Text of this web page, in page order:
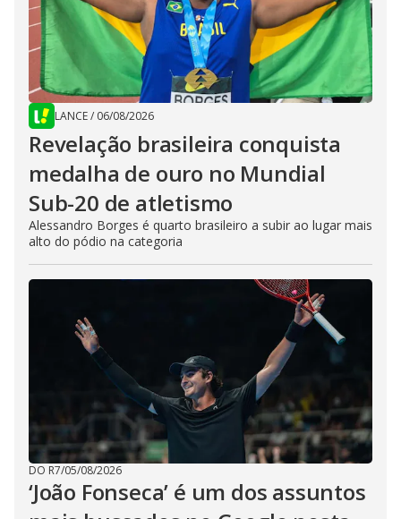
LANCE/ 06/08/2026
Revelação brasileira conquista
medalha de ouro no Mundial
Sub-20 de atletismo
Alessandro Borges é quarto brasileiro a subir ao lugar mais
alto do pódio na categoria
DO R7/05/08/2026
‘João Fonseca’ é um dos assuntos